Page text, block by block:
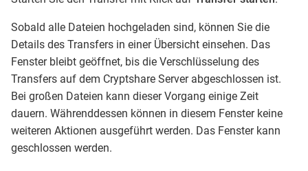
Sobald alle Dateien hochgeladen sind, können Sie die
Details des Transfers in einer Übersicht einsehen. Das
Fenster bleibt geöffnet, bis die Verschlüsselung des
Transfers auf dem Cryptshare Server abgeschlossen ist.
Bei großen Dateien kann dieser Vorgang einige Zeit
dauern. Währenddessen können in diesem Fenster keine
weiteren Aktionen ausgeführt werden. Das Fenster kann
geschlossen werden.